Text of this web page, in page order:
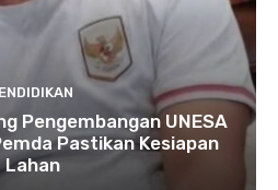
Pengembangan UNESA
Pastikan Kesiapan
Lahan